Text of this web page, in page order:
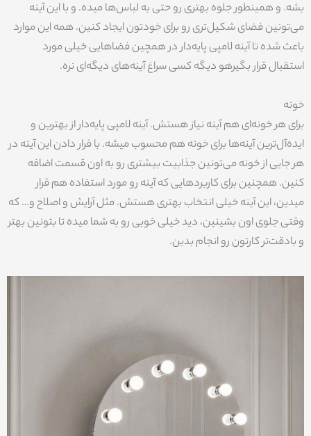
بشه. و همینطور جلوه بهتری رو حتی به لباس‌ها میده. و با این آینه
می‌تونین فضای شکیل‌تری رو برای خودتون ایجاد کنین. همه این موارد
باعث شده تا آینه لامپی پایه‌دار در همچین فضاهایی خیلی مورد
استقبال قرار بگیرهو دیگه کسی سراغ آینه‌های دیگه‌ای نره.
خونه
برای هر خونه‌ای هم آینه نیاز هستش. آینه لامپی پایه‌دار از بهترین و
ایده‌آل‌ترین آینه‌ها برای خونه هم محسوب میشه. با قرار دادن این آینه در
هر جایی از خونه می‌تونین جذابیت بیشتری رو به اون قسمت اضافه
کنین. همچنین برای کاربردهایی که آینه رو مورد استفاده هم قرار
میدین، این آینه خیلی انتخاب بهتری هستش. مثل آرایش و اصلاح و… که
وقتی جلوی اون بشینین، دید خیلی خوبی رو به شما میده تا بتونین بهتر
و بادقت‌تر کارتون رو انجام بدین.